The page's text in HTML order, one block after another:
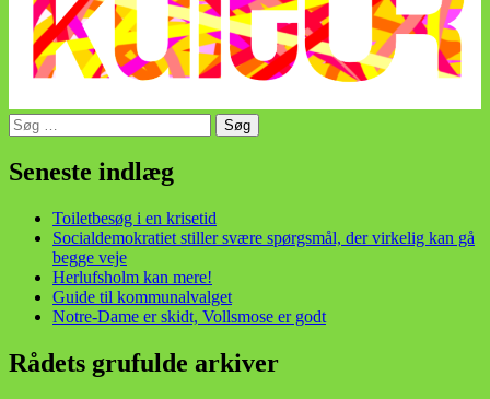
Søg
efter:
Seneste indlæg
Toiletbesøg i en krisetid
Socialdemokratiet stiller svære spørgsmål, der virkelig kan gå
begge veje
Herlufsholm kan mere!
Guide til kommunalvalget
Notre-Dame er skidt, Vollsmose er godt
Rådets grufulde arkiver